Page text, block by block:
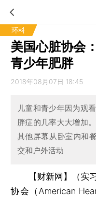
环科
美国心脏协会
青少年肥胖
2018年08月07日 18:45
儿童和青少年因为观
胖症的几率大大增加
其他屏幕从卧室内和
交和户外活动
【财新网】（实
协会（American